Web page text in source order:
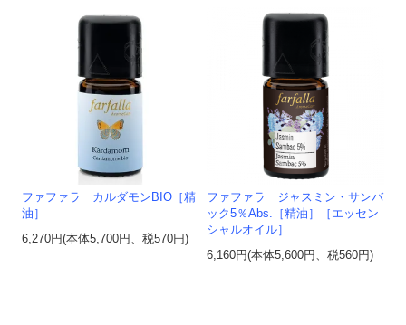
ファファラ カルダモンBIO［精
油］
6,270円(本体5,700円、税570円)
ファファラ ジャスミン・サンバ
ック5％Abs.［精油］［エッセン
シャルオイル］
6,160円(本体5,600円、税560円)